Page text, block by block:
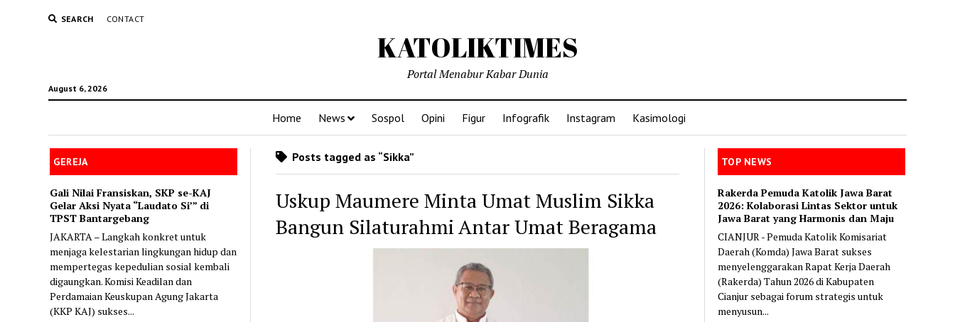
SEARCH CONTACT
KATOLIKTIMES
August 6, 2026
Portal Menabur Kabar Dunia
Home News Sospol Opini Figur Infografik Instagram Kasimologi
GEREJA
Gali Nilai Fransiskan, SKP se-KAJ
Gelar Aksi Nyata “Laudato Si’” di
TPST Bantargebang
JAKARTA – Langkah konkret untuk
menjaga kelestarian lingkungan hidup dan
mempertegas kepedulian sosial kembali
digaungkan. Komisi Keadilan dan
Perdamaian Keuskupan Agung Jakarta
(KKP KAJ) sukses...
Posts tagged as “Sikka”
Uskup Maumere Minta Umat Muslim Sikka
Bangun Silaturahmi Antar Umat Beragama
TOP NEWS
Rakerda Pemuda Katolik Jawa Barat
2026: Kolaborasi Lintas Sektor untuk
Jawa Barat yang Harmonis dan Maju
CIANJUR - Pemuda Katolik Komisariat
Daerah (Komda) Jawa Barat sukses
menyelenggarakan Rapat Kerja Daerah
(Rakerda) Tahun 2026 di Kabupaten
Cianjur sebagai forum strategis untuk
menyusun...